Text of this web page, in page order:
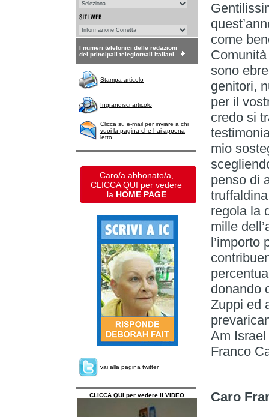
I numeri telefonici delle redazioni
dei principali telegiornali italiani.
Stampa articolo
Ingrandisci articolo
Clicca su e-mail per inviare a chi
vuoi la pagina che hai appena
letto
Caro/a abbonato/a,
CLICCA QUI per vedere
la HOME PAGE
vai alla pagina twitter
CLICCA QUI per vedere il VIDEO
come
sono
genitori,
per il
credo si
mio
penso di
regola la
mille
l’importo
donando
Zuppi ed
Am
Franco
Caro